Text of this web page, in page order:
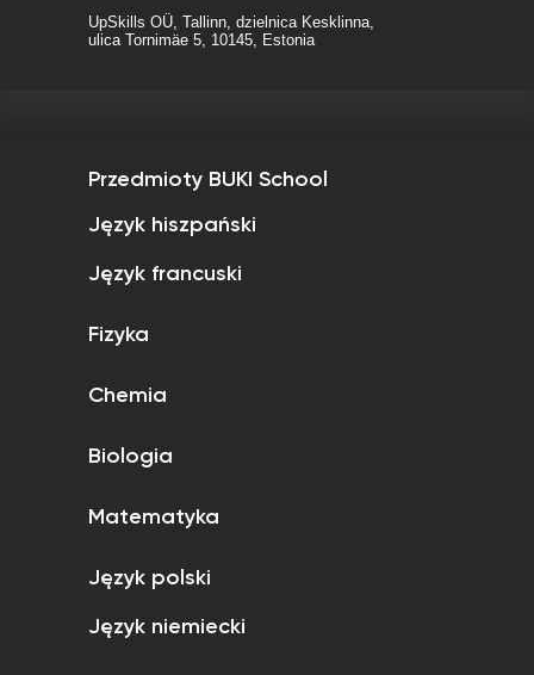
UpSkills OÜ, Tallinn, dzielnica Kesklinna,
ulica Tornimäe 5, 10145, Estonia
Przedmioty BUKI School
Język hiszpański
Język francuski
Fizyka
Chemia
Biologia
Matematyka
Język polski
Język niemiecki